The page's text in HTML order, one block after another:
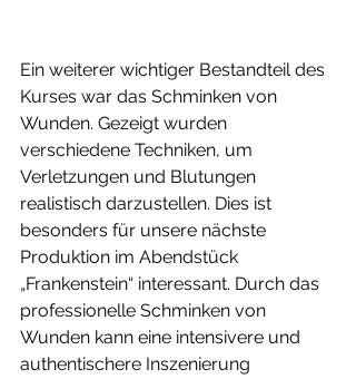
Ein weiterer wichtiger Bestandteil des
Kurses war das Schminken von
Wunden. Gezeigt wurden
verschiedene Techniken, um
Verletzungen und Blutungen
realistisch darzustellen. Dies ist
besonders für unsere nächste
Produktion im Abendstück
„Frankenstein“ interessant. Durch das
professionelle Schminken von
Wunden kann eine intensivere und
authentischere Inszenierung